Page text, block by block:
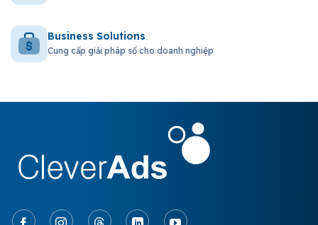
Business Solutions
Cung cấp giải pháp số cho doanh nghiệp